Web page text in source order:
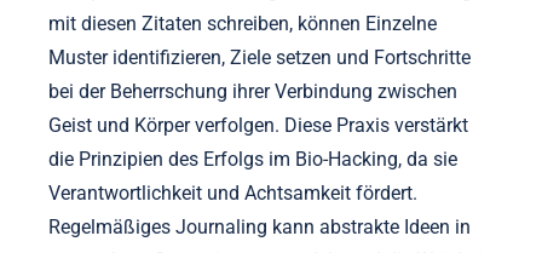
mit diesen Zitaten schreiben, können Einzelne
Muster identifizieren, Ziele setzen und Fortschritte
bei der Beherrschung ihrer Verbindung zwischen
Geist und Körper verfolgen. Diese Praxis verstärkt
die Prinzipien des Erfolgs im Bio-Hacking, da sie
Verantwortlichkeit und Achtsamkeit fördert.
Regelmäßiges Journaling kann abstrakte Ideen in